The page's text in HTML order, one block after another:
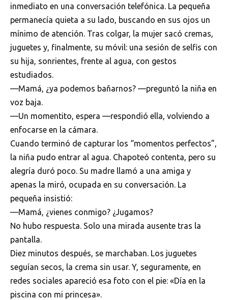
inmediato en una conversación telefónica. La pequeña
permanecía quieta a su lado, buscando en sus ojos un
mínimo de atención. Tras colgar, la mujer sacó cremas,
juguetes y, finalmente, su móvil: una sesión de selfis con
su hija, sonrientes, frente al agua, con gestos
estudiados.
—Mamá, ¿ya podemos bañarnos? —preguntó la niña en
voz baja.
—Un momentito, espera —respondió ella, volviendo a
enfocarse en la cámara.
Cuando terminó de capturar los “momentos perfectos”,
la niña pudo entrar al agua. Chapoteó contenta, pero su
alegría duró poco. Su madre llamó a una amiga y
apenas la miró, ocupada en su conversación. La
pequeña insistió:
—Mamá, ¿vienes conmigo? ¿Jugamos?
No hubo respuesta. Solo una mirada ausente tras la
pantalla.
Diez minutos después, se marchaban. Los juguetes
seguían secos, la crema sin usar. Y, seguramente, en
redes sociales apareció esa foto con el pie: «Día en la
piscina con mi princesa».